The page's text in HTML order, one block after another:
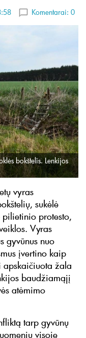
Komentarai: 0
bokštelis. Lenkijos
vyras
sukėlė
protesto,
Vyras
gyvūnus nuo
įvertino kaip
žala
baudžiamąjį
atėmimo
tarp gyvūnų
visoje